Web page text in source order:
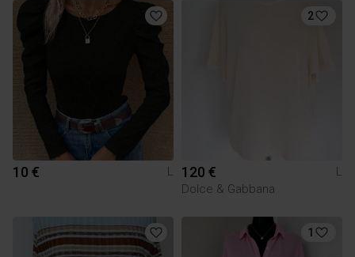
10 € L
2
120 €
L
Dolce & Gabbana
1